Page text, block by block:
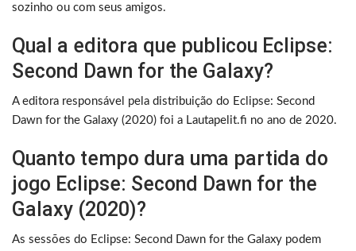
sozinho ou com seus amigos.
Qual a editora que publicou Eclipse:
Second Dawn for the Galaxy?
A editora responsável pela distribuição do Eclipse: Second
Dawn for the Galaxy (2020) foi a Lautapelit.fi no ano de 2020.
Quanto tempo dura uma partida do
jogo Eclipse: Second Dawn for the
Galaxy (2020)?
As sessões do Eclipse: Second Dawn for the Galaxy podem